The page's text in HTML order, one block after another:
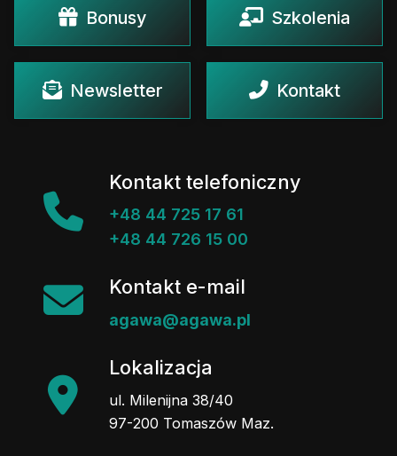
Bonusy Szkolenia
Newsletter Kontakt
Kontakt telefoniczny
+48 44 725 17 61
+48 44 726 15 00
Kontakt e-mail
agawa@agawa.pl
Lokalizacja
ul. Milenijna 38/40
97-200 Tomaszów Maz.